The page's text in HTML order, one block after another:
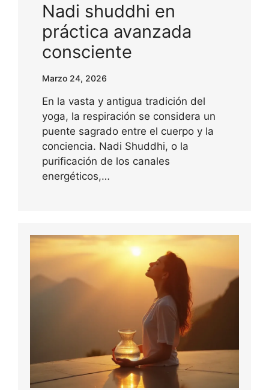
Nadi shuddhi en
práctica avanzada
consciente
Marzo 24, 2026
En la vasta y antigua tradición del
yoga, la respiración se considera un
puente sagrado entre el cuerpo y la
conciencia. Nadi Shuddhi, o la
purificación de los canales
energéticos,…